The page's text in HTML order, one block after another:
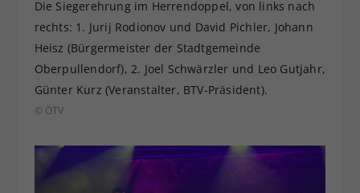
Die Siegerehrung im Herrendoppel, von links nach
rechts: 1. Jurij Rodionov und David Pichler, Johann
Heisz (Bürgermeister der Stadtgemeinde
Oberpullendorf), 2. Joel Schwärzler und Leo Gutjahr,
Günter Kurz (Veranstalter, BTV-Präsident).
© ÖTV